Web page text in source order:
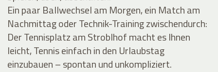
Ein paar Ballwechsel am Morgen, ein Match am
Nachmittag oder Technik-Training zwischendurch:
Der Tennisplatz am Stroblhof macht es Ihnen
leicht, Tennis einfach in den Urlaubstag
einzubauen – spontan und unkompliziert.